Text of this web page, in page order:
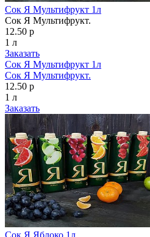
Сок Я Мультифрукт 1л
Сок Я Мультифрукт.
12.50 р
1 л
Заказать
Сок Я Мультифрукт 1л
Сок Я Мультифрукт.
12.50 р
1 л
Заказать
Сок Я Яблоко 1л